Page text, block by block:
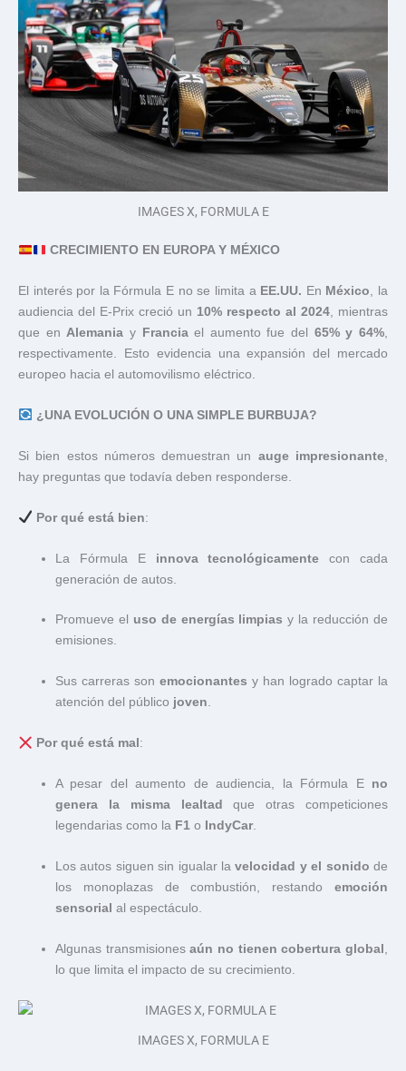
IMAGES X, FORMULA E
CRECIMIENTO EN EUROPA Y MÉXICO
El interés por la Fórmula E no se limita a EE.UU. En México, la
audiencia del E-Prix creció un 10% respecto al 2024, mientras
que enAlemania y Franciael aumento fue del 65% y 64%,
respectivamente. Esto evidencia una expansión del mercado
europeo hacia el automovilismo eléctrico.
¿UNA EVOLUCIÓN O UNA SIMPLE BURBUJA?
Si bien estos números demuestran un auge impresionante
hay preguntas que todavía deben responderse.
Por qué está bien:
La Fórmula E innova tecnológicamente con cada
generación de autos.
Promueve el uso de energías limpias y la reducción de
emisiones.
Sus carreras sonemocionantes y han logrado captar la
atención del público joven.
Por qué está mal :
A pesar del aumento de audiencia, la Fórmula E no
genera la misma lealtad
que otras competiciones
legendarias como la F1 o IndyCar.
Los autos siguen sin igualar lavelocidad y el sonido de
los monoplazas de combustión, restando emoción
sensorial al espectáculo.
Algunas transmisionesaún no tienen cobertura global
lo que limita el impacto de su crecimiento.
IMAGES X, FORMULA E